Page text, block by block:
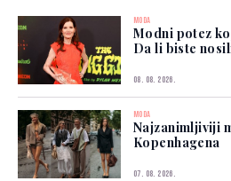
MODA
Modni potez
Da li biste
08. 08. 2026.
MODA
Najzanimljiviji
Kopenhagena
07. 08. 2026.